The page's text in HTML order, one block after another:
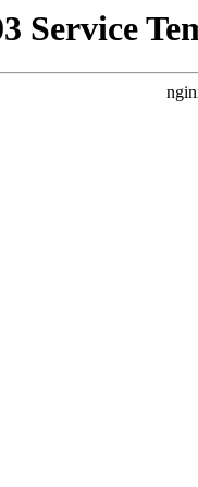
Service